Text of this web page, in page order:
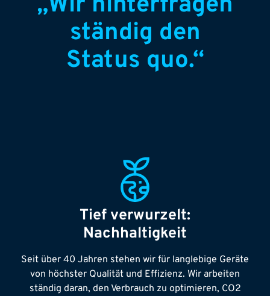
ständig den
Status quo.“
Tief verwurzelt:
Nachhaltigkeit
Seit über 40 Jahren stehen wir für langlebige Geräte
von höchster Qualität und Effizienz. Wir arbeiten
ständig daran, den Verbrauch zu optimieren, CO2